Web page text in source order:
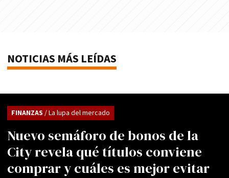
NOTICIAS MÁS LEÍDAS
Nuevo semáforo de bonos de la
City revela qué títulos conviene
comprar y cuáles es mejor evitar
FINANZAS / La lupa del mercado